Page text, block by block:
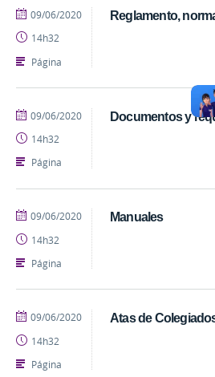
Reglamento,
publicado
09/06/2020
14h32
Página
Documentos y
publicado
09/06/2020
14h32
Página
Manuales
publicado
09/06/2020
14h32
Página
Atas de
publicado
09/06/2020
14h32
Página